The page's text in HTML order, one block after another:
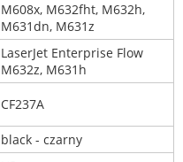
M608x, M632fht, M632h,
M631dn, M631z
LaserJet Enterprise Flow
M632z, M631h
CF237A
black - czarny